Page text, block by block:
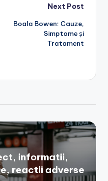
Next Post
Boala Bowen: Cauze,
Simptome și
Tratament
informatii,
reactii adverse